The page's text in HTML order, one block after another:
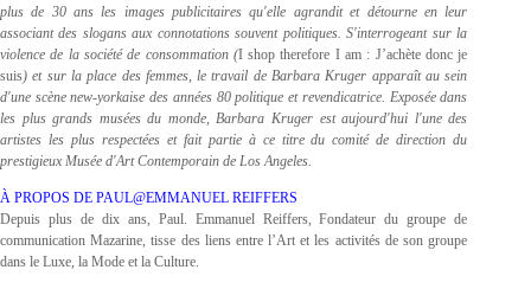
plus de 30 ans les images publicitaires qu'elle agrandit et détourne en leur
associant des slogans aux connotations souvent politiques. S'interrogeant sur la
violence de la société de consommation (I shop therefore I am : J’achète donc je
suis) et sur la place des femmes, le travail de Barbara Kruger apparaît au sein
d'une scène new-yorkaise des années 80 politique et revendicatrice. Exposée dans
les plus grands musées du monde, Barbara Kruger est aujourd'hui l'une des
artistes les plus respectées et fait partie à ce titre du comité de direction du
prestigieux Musée d'Art Contemporain de Los Angeles.
À PROPOS DE PAUL@EMMANUEL REIFFERS
Depuis plus de dix ans, Paul. Emmanuel Reiffers, Fondateur du groupe de
communication Mazarine, tisse des liens entre l’Art et les activités de son groupe
dans le Luxe, la Mode et la Culture.